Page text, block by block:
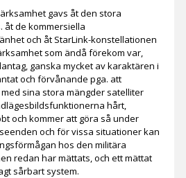
gavs åt den stora
åt de kommersiella
och åt StarLink-konstellationen
som ändå förekom var,
ganska mycket av karaktären i
och förvånande pga. att
sina stora mängder satelliter
hårt,
och kommer att göra så under
och för vissa situationer kan
hos den militära
redan har mättats, och ett mättat
sårbart system.